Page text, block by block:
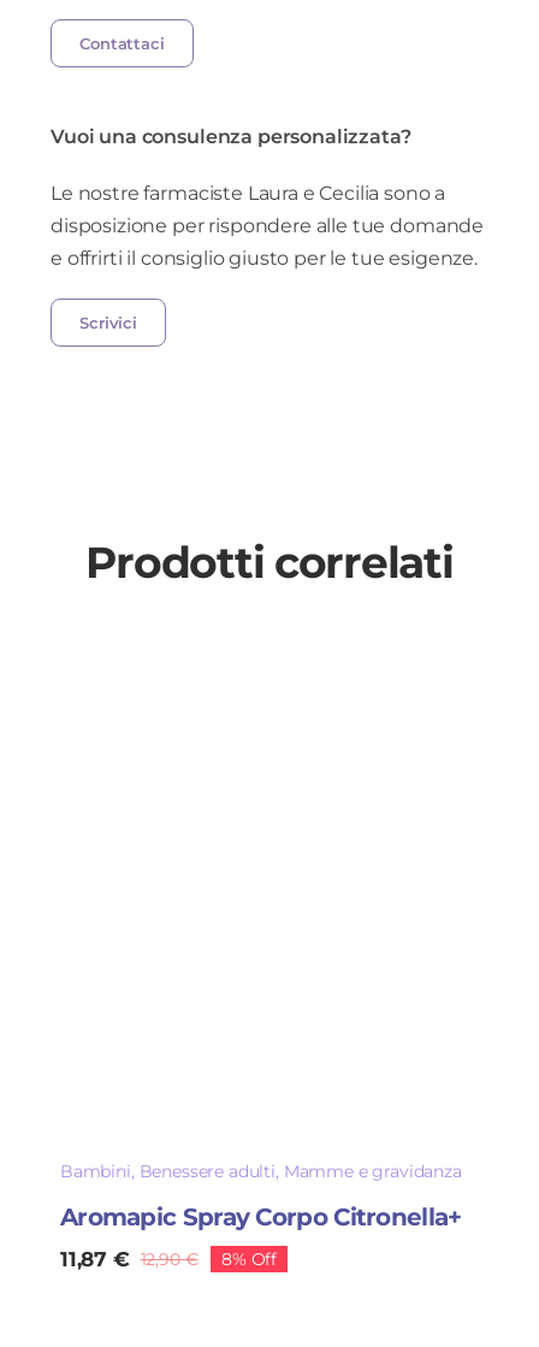
Contattaci
Vuoi una consulenza personalizzata?
Le nostre farmaciste Laura e Cecilia sono a
disposizione per rispondere alle tue domande
e offrirti il consiglio giusto per le tue esigenze.
Scrivici
Prodotti correlati
Bambini, Benessere adulti, Mamme e gravidanza
Aromapic Spray Corpo Citronella+
12,90€Il
11,87 €
Il
8% Off